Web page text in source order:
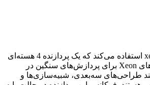
این مدل از xeon 2176m استفاده می‌کند که یک پردازنده 4 هسته‌ای
و 8 ترد است. پردازنده‌های Xeon برای پردازش‌های سنگین در
طراحی‌های سه‌بعدی، شبیه‌سازی‌ها و